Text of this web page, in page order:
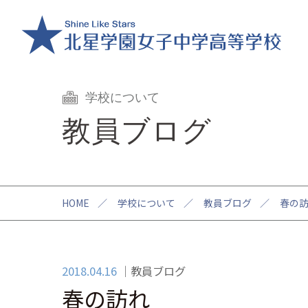
学校について
教員ブログ
HOME ／ 学校について ／ 教員ブログ ／ 春の
2018.04.16 教員ブログ
春の訪れ